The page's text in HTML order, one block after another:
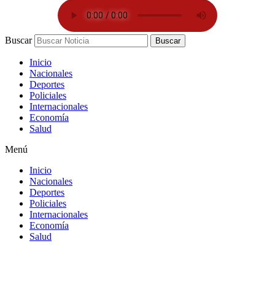
Buscar Buscar
Inicio
Nacionales
Deportes
Policiales
Internacionales
Economía
Salud
Menú
Inicio
Nacionales
Deportes
Policiales
Internacionales
Economía
Salud